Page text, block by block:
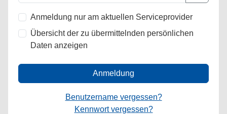
Anmeldung nur am aktuellen Serviceprovider
Übersicht der zu übermittelnden persönlichen
Daten anzeigen
Anmeldung
Benutzername vergessen?
Kennwort vergessen?